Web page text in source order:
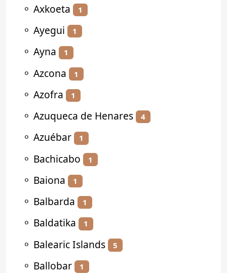
⚬ Axkoeta 1
⚬ Ayegui 1
⚬ Ayna 1
⚬ Azcona 1
⚬ Azofra 1
⚬ Azuqueca de Henares 4
⚬ Azuébar 1
⚬ Bachicabo 1
⚬ Baiona 1
⚬ Balbarda 1
⚬ Baldatika 1
⚬ Balearic Islands 5
⚬ Ballobar 1